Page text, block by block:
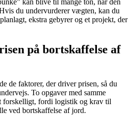
du undervurderer vægten, kan du
ekstra gebyrer og et projekt, der
på bortskaffelse af
de faktorer, der driver prisen, så du
To opgaver med samme
forskelligt, fordi logistik og krav til
ved bortskaffelse af jord.